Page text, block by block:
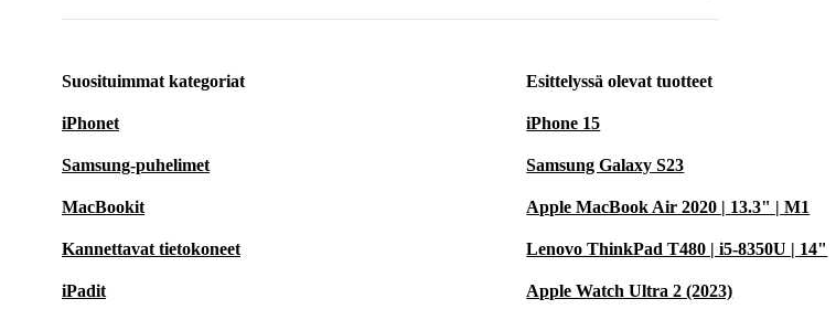
Suosituimmat kategoriat
iPhonet
Samsung-puhelimet
MacBookit
Kannettavat tietokoneet
iPadit
Esittelyssä olevat tuotteet
iPhone 15
Samsung Galaxy S23
Apple MacBook Air 2020 | 13.3" | M1
Lenovo ThinkPad T480 | i5-8350U | 14"
Apple Watch Ultra 2 (2023)